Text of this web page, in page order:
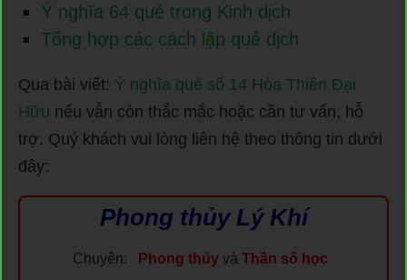
Ý nghĩa 64 quẻ trong Kinh dịch
Tổng hợp các cách lập quẻ dịch
Qua bài viết: Ý nghĩa quẻ số 14 Hỏa Thiên Đại
Hữu nếu vẫn còn thắc mắc hoặc cần tư vấn, hỗ
trợ. Quý khách vui lòng liên hệ theo thông tin dưới
đây:
Phong thủy Lý Khí
Chuyên: Phong thủyvà Thần số học